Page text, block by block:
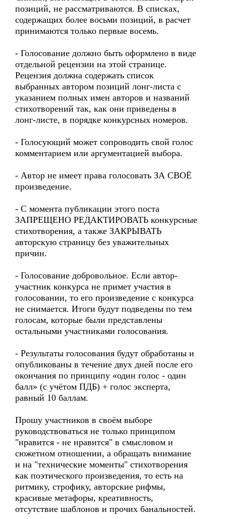
позиций, не рассматриваются. В списках,
содержащих более восьми позиций, в расчет
принимаются только первые восемь.
- Голосование должно быть оформлено в виде
отдельной рецензии на этой странице.
Рецензия должна содержать список
выбранных автором позиций лонг-листа с
указанием полных имен авторов и названий
стихотворений так, как они приведены в
лонг-листе, в порядке конкурсных номеров.
- Голосующий может сопроводить свой голос
комментарием или аргументацией выбора.
- Автор не имеет права голосовать ЗА СВОЁ
произведение.
- С момента публикации этого поста
ЗАПРЕЩЕНО РЕДАКТИРОВАТЬ конкурсные
стихотворения, а также ЗАКРЫВАТЬ
авторскую страницу без уважительных
причин.
- Голосование добровольное. Если автор-
участник конкурса не примет участия в
голосовании, то его произведение с конкурса
не снимается. Итоги будут подведены по тем
голосам, которые были представлены
остальными участниками голосования.
- Результаты голосования будут обработаны и
опубликованы в течение двух дней после его
окончания по принципу «один голос - один
балл» (с учётом ПДБ) + голос эксперта,
равный 10 баллам.
Прошу участников в своём выборе
руководствоваться не только принципом
"нравится - не нравится" в смысловом и
сюжетном отношении, а обращать внимание
и на "технические моменты" стихотворения
как поэтического произведения, то есть на
ритмику, строфику, авторские рифмы,
красивые метафоры, креативность,
отсутствие шаблонов и прочих банальностей.